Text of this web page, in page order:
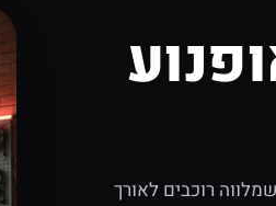
רוכבים לאורך